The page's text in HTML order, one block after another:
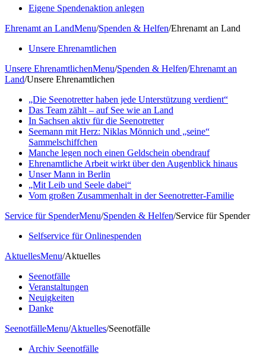
Eigene Spendenaktion anlegen
Ehrenamt an LandMenu/Spenden & Helfen/Ehrenamt an Land
Unsere Ehrenamtlichen
Unsere EhrenamtlichenMenu/Spenden & Helfen/Ehrenamt an
Land/Unsere Ehrenamtlichen
„Die Seenotretter haben jede Unterstützung verdient“
Das Team zählt – auf See wie an Land
In Sachsen aktiv für die Seenotretter
Seemann mit Herz: Niklas Mönnich und „seine“
Sammelschiffchen
Manche legen noch einen Geldschein obendrauf
Ehrenamtliche Arbeit wirkt über den Augenblick hinaus
Unser Mann in Berlin
„Mit Leib und Seele dabei“
Vom großen Zusammenhalt in der Seenotretter-Familie
Service für SpenderMenu/Spenden & Helfen/Service für Spender
Selfservice für Onlinespenden
AktuellesMenu/Aktuelles
Seenotfälle
Veranstaltungen
Neuigkeiten
Danke
SeenotfälleMenu/Aktuelles/Seenotfälle
Archiv Seenotfälle